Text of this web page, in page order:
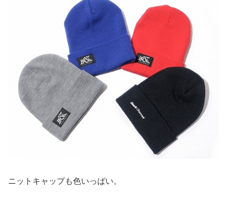
ニットキャップも色いっぱい。